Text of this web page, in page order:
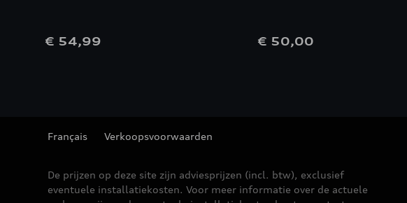
€ 54,99 € 50,00
Français Verkoopsvoorwaarden
De prijzen op deze site zijn adviesprijzen (incl. btw), exclusief
eventuele installatiekosten. Voor meer informatie over de actuele